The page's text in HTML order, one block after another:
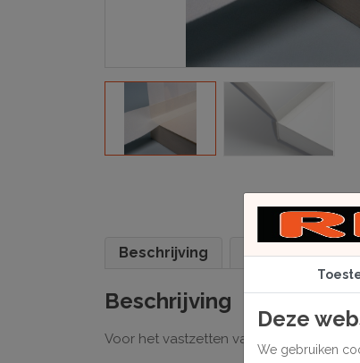
Beschrijving Specificaties
Beschrijving
Voor het vastzetten van extra zware
Deze
We gebruiken